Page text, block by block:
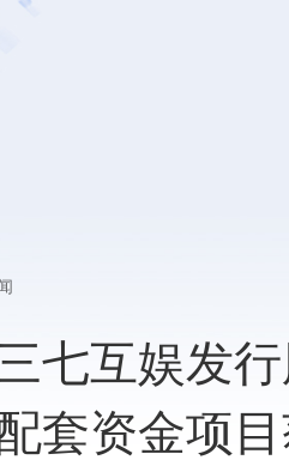
七互娱发
套资金项